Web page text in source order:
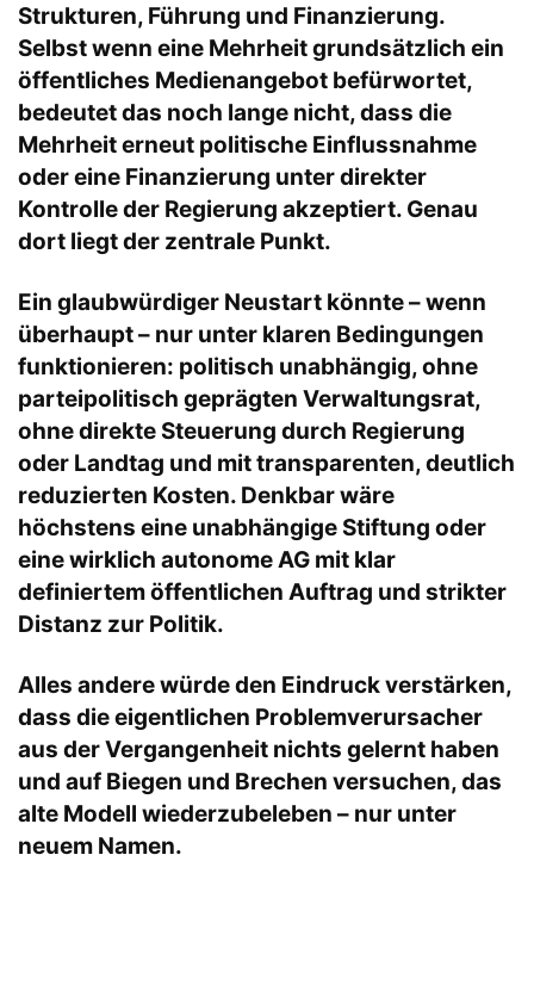
Strukturen, Führung und Finanzierung.
Selbst wenn eine Mehrheit grundsätzlich ein
öffentliches Medienangebot befürwortet,
bedeutet das noch lange nicht, dass die
Mehrheit erneut politische Einflussnahme
oder eine Finanzierung unter direkter
Kontrolle der Regierung akzeptiert. Genau
dort liegt der zentrale Punkt.
Ein glaubwürdiger Neustart könnte – wenn
überhaupt – nur unter klaren Bedingungen
funktionieren: politisch unabhängig, ohne
parteipolitisch geprägten Verwaltungsrat,
ohne direkte Steuerung durch Regierung
oder Landtag und mit transparenten, deutlich
reduzierten Kosten. Denkbar wäre
höchstens eine unabhängige Stiftung oder
eine wirklich autonome AG mit klar
definiertem öffentlichen Auftrag und strikter
Distanz zur Politik.
Alles andere würde den Eindruck verstärken,
dass die eigentlichen Problemverursacher
aus der Vergangenheit nichts gelernt haben
und auf Biegen und Brechen versuchen, das
alte Modell wiederzubeleben – nur unter
neuem Namen.